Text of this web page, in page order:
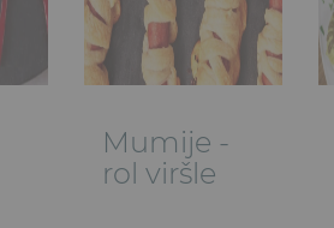
Mumije -
rol viršle